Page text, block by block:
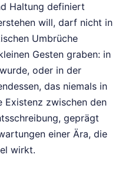
Haltung definiert
will, darf nicht in
Umbrüche
Gesten graben: in
oder in der
das niemals in
Existenz zwischen den
geprägt
einer Ära, die
wirkt.